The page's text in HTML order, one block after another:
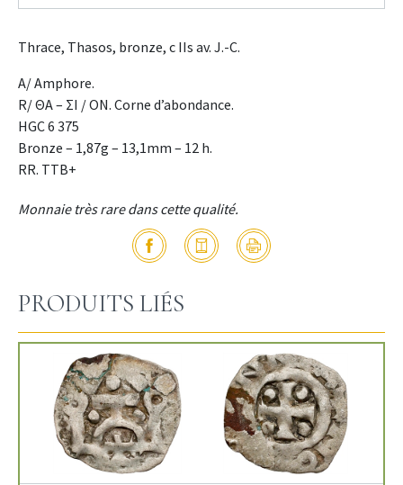
Thrace, Thasos, bronze, c IIs av. J.-C.
A/ Amphore.
R/ ΘΑ – ΣΙ / OΝ. Corne d’abondance.
HGC 6 375
Bronze – 1,87g – 13,1mm – 12 h.
RR. TTB+
Monnaie très rare dans cette qualité.
PRODUITS LIÉS